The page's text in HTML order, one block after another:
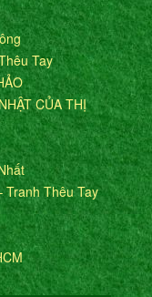
Tay
CỦA THỊ
Tranh Thêu Tay